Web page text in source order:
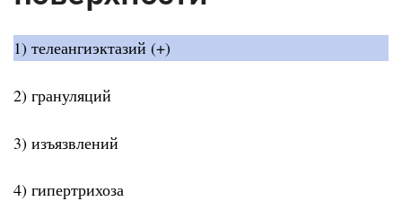
1) телеангиэктазий (+)
2) грануляций
3) изъязвлений
4) гипертрихоза